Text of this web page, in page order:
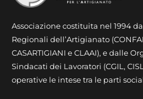
Associazione costituita nel 1994
Regionali dell’Artigianato
CASARTIGIANI e CLAAI), e dalle
Sindacati dei Lavoratori (CGIL,
operative le intese tra le parti